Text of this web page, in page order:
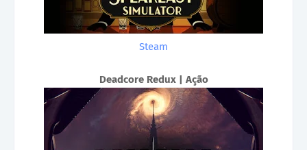
Steam
Deadcore Redux | Ação